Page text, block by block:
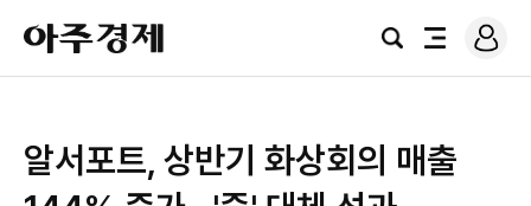
아
주
경
검
전
로
그
알서포트, 상반기 화상회의 매출